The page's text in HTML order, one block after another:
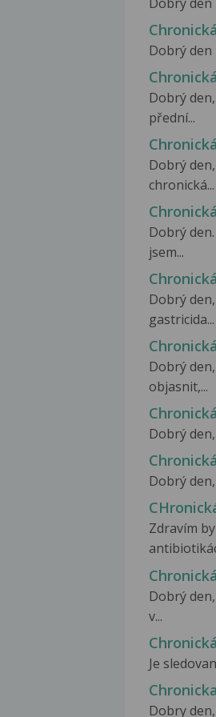
Dobrý den
Dobrý
přední...
Dobrý
chronická...
Dobrý
jsem...
Dobrý
gastricida...
Dobrý
objasnit,...
Dobrý
Dobrý
Zdravím
Dobrý
v...
Je
Dobry